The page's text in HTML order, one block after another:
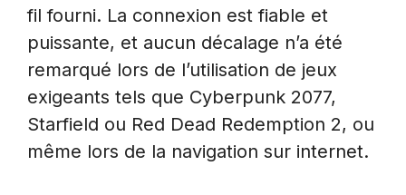
fil fourni. La connexion est fiable et
puissante, et aucun décalage n’a été
remarqué lors de l’utilisation de jeux
exigeants tels que Cyberpunk 2077,
Starfield ou Red Dead Redemption 2, ou
même lors de la navigation sur internet.